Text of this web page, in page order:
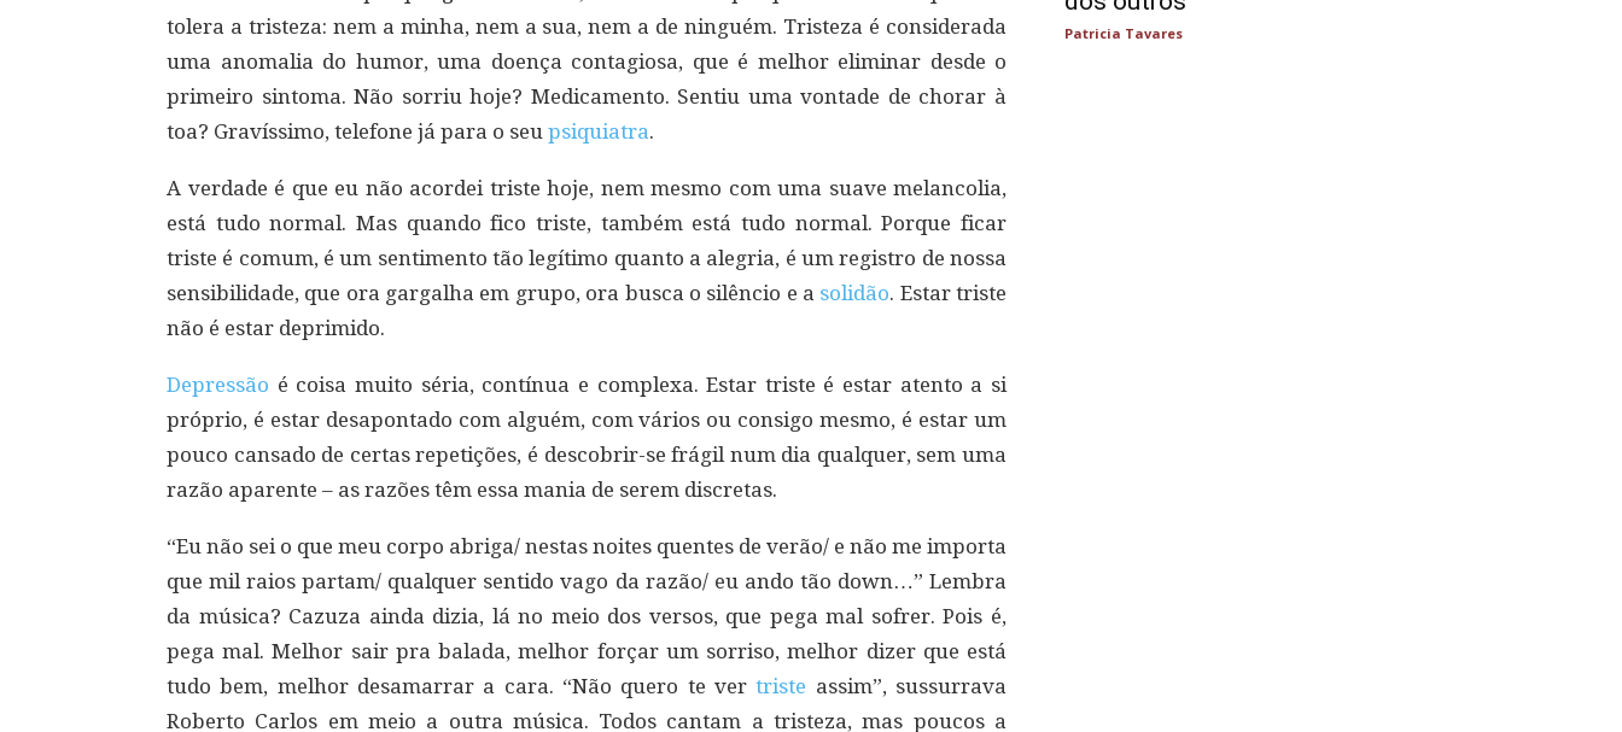
tolera a tristeza: nem a minha, nem a sua, nem a de ninguém. Tristeza é considerada
uma anomalia do humor, uma doença contagiosa, que é melhor eliminar desde o
primeiro sintoma. Não sorriu hoje? Medicamento. Sentiu uma vontade de chorar à
toa? Gravíssimo, telefone já para o seu psiquiatra.
A verdade é que eu não acordei triste hoje, nem mesmo com uma suave melancolia,
está tudo normal. Mas quando fico triste, também está tudo normal. Porque ficar
triste é comum, é um sentimento tão legítimo quanto a alegria, é um registro de nossa
sensibilidade, que ora gargalha em grupo, ora busca o silêncio e a solidão. Estar triste
não é estar deprimido.
Depressão é coisa muito séria, contínua e complexa. Estar triste é estar atento a si
próprio, é estar desapontado com alguém, com vários ou consigo mesmo, é estar um
pouco cansado de certas repetições, é descobrir-se frágil num dia qualquer, sem uma
razão aparente – as razões têm essa mania de serem discretas.
“Eu não sei o que meu corpo abriga/ nestas noites quentes de verão/ e não me importa
que mil raios partam/ qualquer sentido vago da razão/ eu ando tão down…” Lembra
da música? Cazuza ainda dizia, lá no meio dos versos, que pega mal sofrer. Pois é,
pega mal. Melhor sair pra balada, melhor forçar um sorriso, melhor dizer que está
tudo bem, melhor desamarrar a cara. “Não quero te vertriste assim”, sussurrava
Roberto Carlos em meio a outra música. Todos cantam a tristeza, mas poucos a
Patricia Tavares